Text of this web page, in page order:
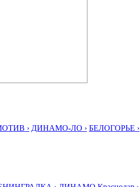
› ДИНАМО-ЛО › БЕЛОГОРЬЕ ›